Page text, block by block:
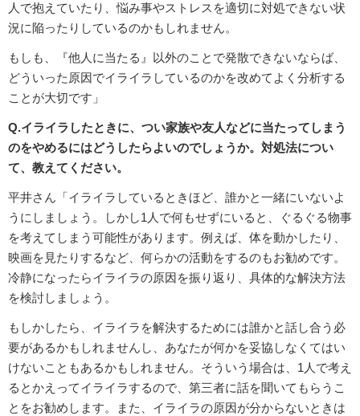
人で抱えていたり、悩み事やストレスを適切に対処できない状
況に陥ったりしているのかもしれません。
もしも、『他人に当たる』以外のことで発散できないならば、
どういった原因でイライラしているのかを改めてよく分析する
ことが大切です」
Q.イライラしたときに、つい家族や友人などに当たってしまう
のをやめるにはどうしたらよいのでしょうか。対処法につい
て、教えてください。
平井さん「イライラしているときほど、誰かと一緒にいないよ
うにしましょう。しかし1人で何もせずにいると、ぐるぐる物事
を考えてしまう可能性があります。例えば、体を動かしたり、
映画を見たりするなど、何らかの活動をするのもお勧めです。
冷静になったらイライラの原因を振り返り、具体的な解決方法
を検討しましょう。
もしかしたら、イライラを解決するためには誰かと話し合う必
要があるかもしれませんし、あなたが何かを妥協しなくてはい
けないこともあるかもしれません。そういう場合は、1人で考え
るとかえってイライラするので、第三者に話を聞いてもらうこ
とをお勧めします。また、イライラの原因が分からないときは